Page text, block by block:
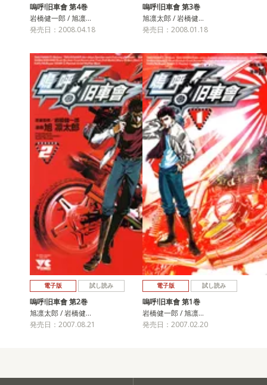
嗚呼!旧車會 第4巻
岩橋健一郎 / 旭凛…
発売日：2008.04.18
嗚呼!旧車會 第3巻
旭凛太郎 / 岩橋健…
発売日：2008.01.18
電子版 試し読み
嗚呼!旧車會 第2巻
旭凛太郎 / 岩橋健…
発売日：2007.08.21
電子版 試し読み
嗚呼!旧車會 第1巻
岩橋健一郎 / 旭凛…
発売日：2007.02.20